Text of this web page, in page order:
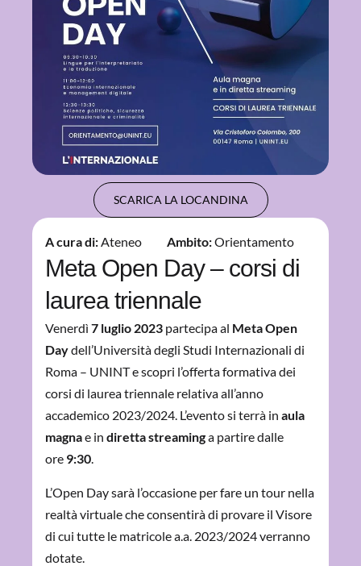
SCARICA LA LOCANDINA
A cura di:Ateneo Ambito:Orientamento
Meta Open Day – corsi di
laurea triennale
Venerdì 7 luglio 2023 partecipa al Meta Open
Daydell’Università degli Studi Internazionali di
Roma – UNINT e scopri l’offerta formativa dei
corsi di laurea triennale relativa all’anno
accademico 2023/2024. L’evento si terrà in aula
magnae in diretta streaminga partire dalle
ore 9:30.
L’Open Day sarà l’occasione per fare un tour nella
realtà virtuale che consentirà di provare il Visore
di cui tutte le matricole a.a. 2023/2024 verranno
dotate.